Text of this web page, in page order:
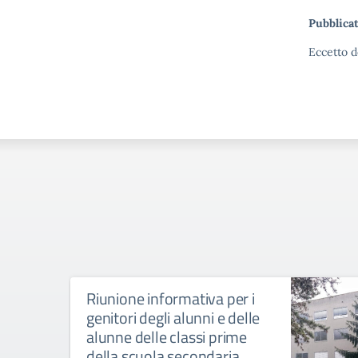
Eccetto
Riunione informativa per i
genitori degli alunni e delle
alunne delle classi prime